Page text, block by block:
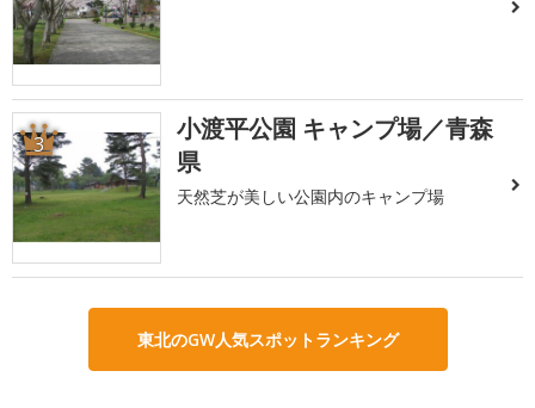
3
小渡平公園 キャンプ場／青森
県
天然芝が美しい公園内のキャンプ場
東北のGW人気スポットランキング